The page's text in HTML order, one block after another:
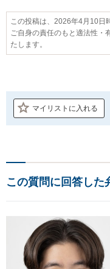
この投稿は、2026年4月10日
ご自身の責任のもと適法性・
たします。
マイリストに入れる
この質問に回答した